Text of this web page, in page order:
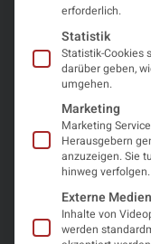
erforderlich.
Statistik
Statistik-Cookies
darüber geben,
umgehen.
Marketing
Marketing
Herausgebern
anzuzeigen. Sie
hinweg verfolgen.
Externe Medien
Inhalte von
werden